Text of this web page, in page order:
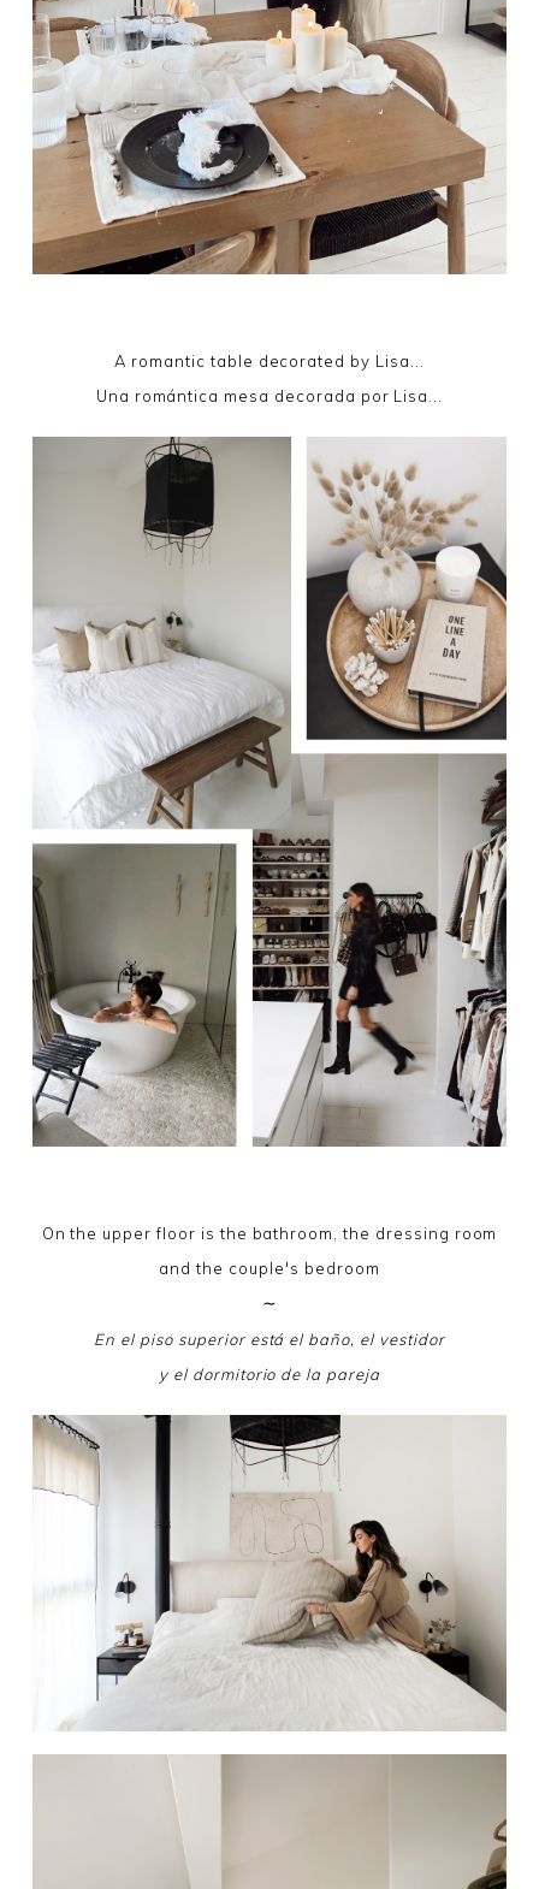
A romantic table decorated by Lisa...
Una romántica mesa decorada por Lisa...
On the upper floor is the bathroom, the dressing room
and the couple's bedroom
∼
En el piso superior está el baño, el vestidor
y el dormitorio de la pareja